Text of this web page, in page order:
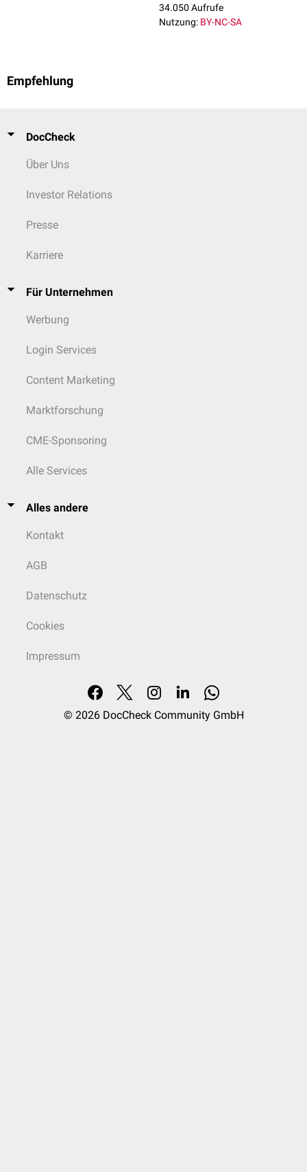
34.050 Aufrufe
Nutzung: BY-NC-SA
Empfehlung
DocCheck
Über Uns
Investor Relations
Presse
Karriere
Für Unternehmen
Werbung
Login Services
Content Marketing
Marktforschung
CME-Sponsoring
Alle Services
Alles andere
Kontakt
AGB
Datenschutz
Cookies
Impressum
© 2026 DocCheck Community GmbH